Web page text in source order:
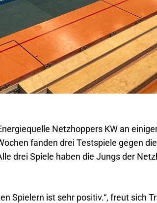
Netzhoppers KW an
fanden drei Testspiele gegen
drei Spiele haben die Jungs der
Spielern ist sehr positiv.“, freut sich